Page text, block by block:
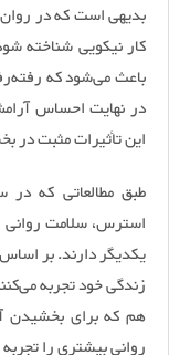
بدیهی است که در
کار نیکویی شناخته
باعث می‌شود که
در نهایت احساس
این تأثیرات مثبت در
استرس، سلامت
یکدیگر دارند. بر
زندگی خود تجربه
هم که برای بخشیدن
روانی بیشتری را